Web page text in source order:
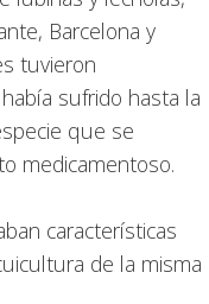
Barcelona y
tuvieron
sufrido hasta la
que se
medicamentoso.
características
de la misma